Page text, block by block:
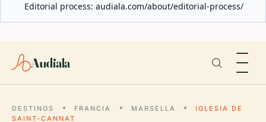
Editorial process: audiala.com/about/editorial-process/
Audiala
DESTINOS FRANCIA MARSELLA
IGLESIA DE
SAINT-CANNAT